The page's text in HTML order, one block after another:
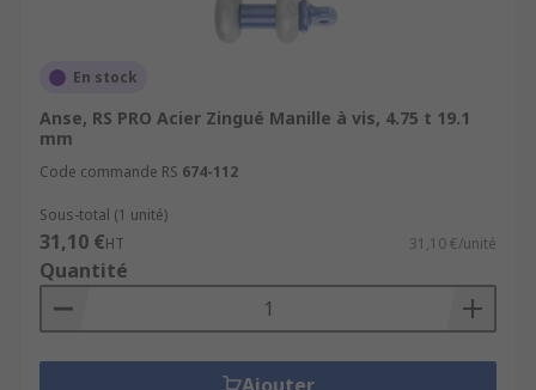
En stock
Anse, RS PRO Acier Zingué Manille à vis, 4.75 t 19.1
mm
Code commande RS 674-112
Sous-total (1 unité)
31,10 €HT 31,10 €/unité
Quantité